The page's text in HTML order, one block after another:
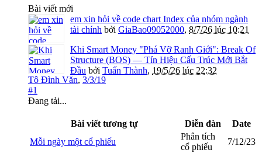
Bài viết mới
em xin hỏi về code chart Index của nhóm ngành
tài chính bởi GiaBao09052000, 8/7/26 lúc 10:21
Khi Smart Money "Phá Vỡ Ranh Giới": Break Of
Structure (BOS) — Tín Hiệu Cấu Trúc Mới Bắt
Đầu bởi Tuấn Thành, 19/5/26 lúc 22:32
Tô Đình Văn, 3/3/19
#1
Đang tải...
Bài viết tương tự Diễn đàn
Date
Mỗi ngày một cổ phiếu
Phân tích
cổ phiếu
7/12/23